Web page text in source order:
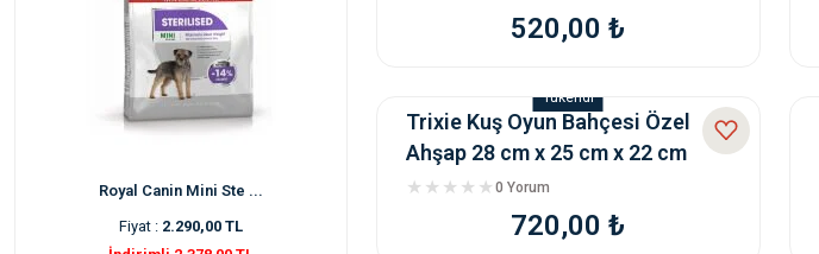
Royal Canin Mini Ste ...
Fiyat : 2.290,00 TL
520,00 ₺
Tükendi
Trixie Kuş Oyun Bahçesi Özel
Ahşap 28 cm x 25 cm x 22 cm
0 Yorum
720,00 ₺